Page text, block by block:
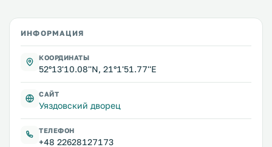
ИНФОРМАЦИЯ
КООРДИНАТЫ
52°13'10.08''N, 21°1'51.77''E
САЙТ
Уяздовский дворец
ТЕЛЕФОН
+48 22628127173